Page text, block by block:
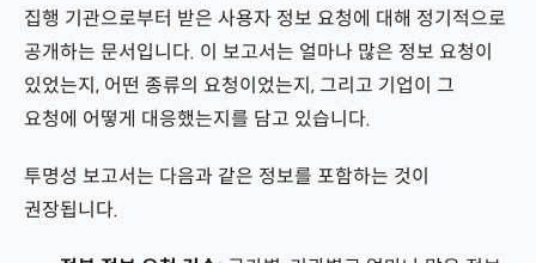
집행 기관으로부터 받은 사용자 정보 요청에 대해 정기적으로
공개하는 문서입니다. 이 보고서는 얼마나 많은 정보 요청이
있었는지, 어떤 종류의 요청이었는지, 그리고 기업이 그
요청에 어떻게 대응했는지를 담고 있습니다.
투명성 보고서는 다음과 같은 정보를 포함하는 것이
권장됩니다.